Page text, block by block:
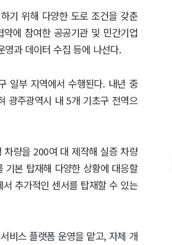
기 위해 다양한 도로 조건을 갖춘
에 참여한 공공기관 및 민간기업
과 데이터 수집 등에 나선다.
일부 지역에서 수행된다. 내년 중
광주광역시 내 5개 기초구 전역으
량을 200여 대 제작해 실증 차량
본 탑재해 다양한 상황에 대응할
추가적인 센서를 탑재할 수 있는
비스 플랫폼 운영을 맡고, 자체 개